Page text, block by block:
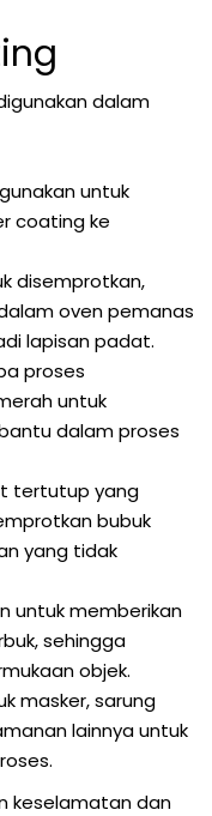
dalam
untuk
coating ke
disemprotkan,
oven pemanas
lapisan padat.
proses
untuk
dalam proses
tertutup yang
bubuk
yang tidak
untuk memberikan
sehingga
objek.
masker, sarung
lainnya untuk
keselamatan dan